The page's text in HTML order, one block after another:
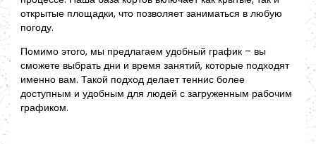
открытые площадки, что позволяет заниматься в любую
погоду.
Помимо этого, мы предлагаем удобный график – вы
сможете выбрать дни и время занятий, которые подходят
именно вам. Такой подход делает теннис более
доступным и удобным для людей с загруженным рабочим
графиком.